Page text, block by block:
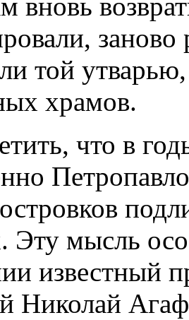
заново
той
храмов.
что в
мысль
известный
Николай